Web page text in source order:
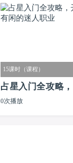
15课时（课程）
占星入门全攻略
又有闲的迷人职业
0次播放